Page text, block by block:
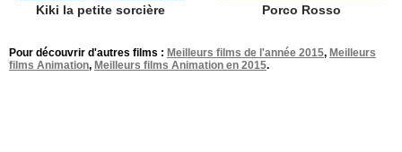
Kiki la petite sorcière Porco Rosso
Pour découvrir d'autres films : Meilleurs films de l'année 2015, Meilleurs
films Animation, Meilleurs films Animation en 2015.